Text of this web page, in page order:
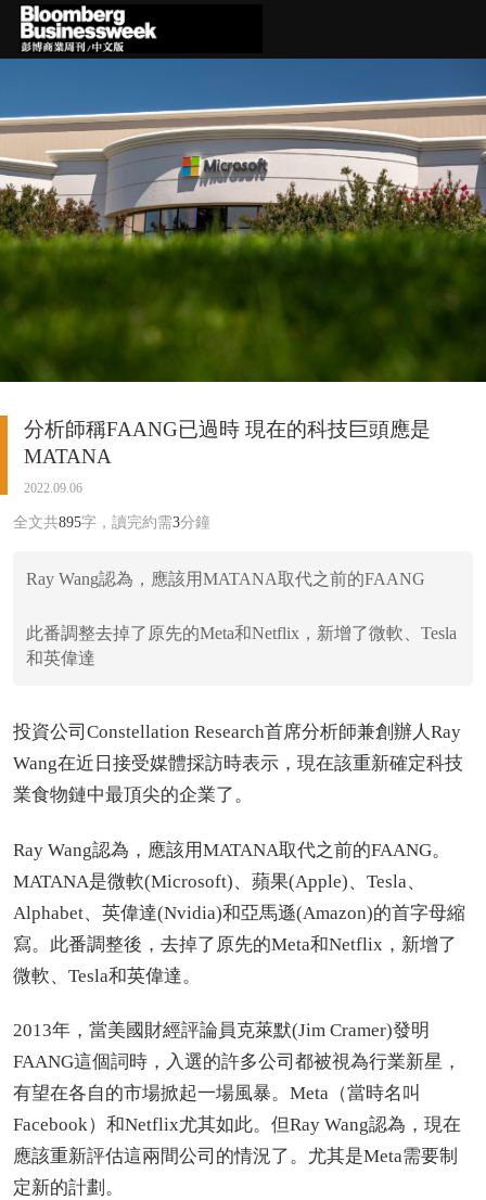
分析師稱FAANG已過時 現在的科技巨頭應是
MATANA
2022.09.06
全文共895字，讀完約需3分鐘
Ray Wang認為，應該用MATANA取代之前的FAANG
此番調整去掉了原先的Meta和Netflix，新增了微軟、Tesla
和英偉達
投資公司Constellation Research首席分析師兼創辦人Ray
Wang在近日接受媒體採訪時表示，現在該重新確定科技
業食物鏈中最頂尖的企業了。
Ray Wang認為，應該用MATANA取代之前的FAANG。
MATANA是微軟(Microsoft)、蘋果(Apple)、Tesla、
Alphabet、英偉達(Nvidia)和亞馬遜(Amazon)的首字母縮
寫。此番調整後，去掉了原先的Meta和Netflix，新增了
微軟、Tesla和英偉達。
2013年，當美國財經評論員克萊默(Jim Cramer)發明
FAANG這個詞時，入選的許多公司都被視為行業新星，
有望在各自的市場掀起一場風暴。Meta（當時名叫
Facebook）和Netflix尤其如此。但Ray Wang認為，現在
應該重新評估這兩間公司的情況了。尤其是Meta需要制
定新的計劃。